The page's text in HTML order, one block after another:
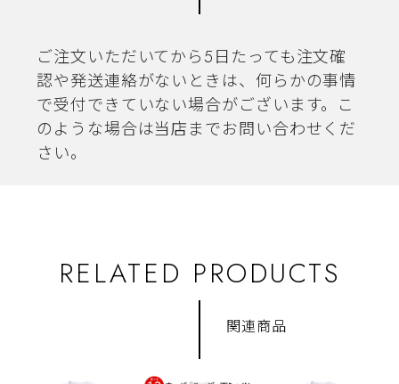
ご注文いただいてから5日たっても注文確
認や発送連絡がないときは、何らかの事情
で受付できていない場合がございます。こ
のような場合は当店までお問い合わせくだ
さい。
RELATED PRODUCTS
関連商品